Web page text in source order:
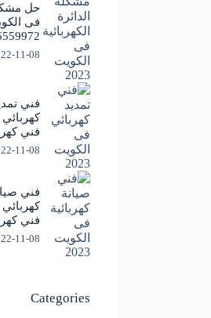
حل
فى
66559972 / فني
11-08
فني
فني
11-08
فني
فني
11-08
Categories